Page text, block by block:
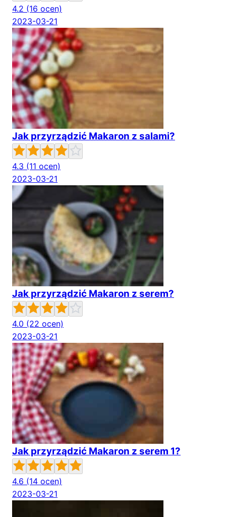
4.2 (16 ocen)
2023-03-21
Jak przyrządzić Makaron z salami?
4.3 (11 ocen)
2023-03-21
Jak przyrządzić Makaron z serem?
4.0 (22 ocen)
2023-03-21
Jak przyrządzić Makaron z serem 1?
4.6 (14 ocen)
2023-03-21